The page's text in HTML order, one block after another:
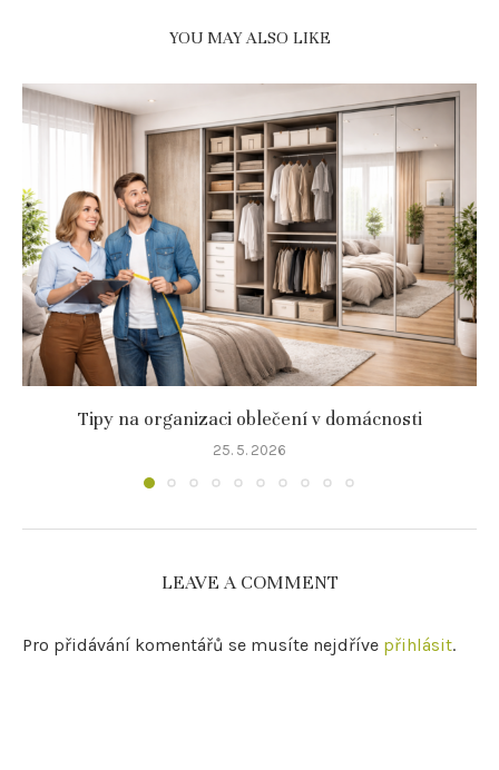
YOU MAY ALSO LIKE
Tipy na organizaci oblečení v domácnosti
25. 5. 2026
LEAVE A COMMENT
Pro přidávání komentářů se musíte nejdříve přihlásit.